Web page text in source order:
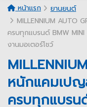
หน้าแรก
ยานยนต์
MILLENNIUM AUTO
ครบทุกแบรนด์ BMW MINI
งานมอเตอร์โชว์
หนักแคมเป
ครบทุกแบรน